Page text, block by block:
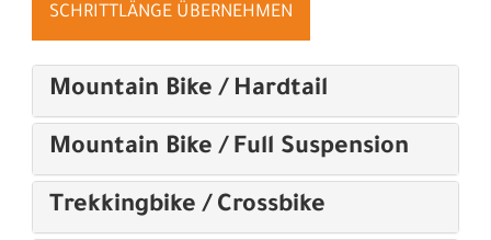
SCHRITTLÄNGE ÜBERNEHMEN
Mountain Bike / Hardtail
Mountain Bike / Full Suspension
Trekkingbike / Crossbike